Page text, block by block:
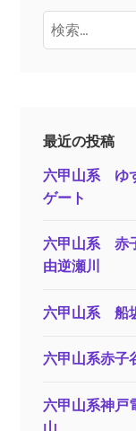
検
索:
最近の投稿
六甲山系 ゆ
ゲート
六甲山系 赤
由逆瀬川
六甲山系 船
六甲山系赤子
六甲山系神戸